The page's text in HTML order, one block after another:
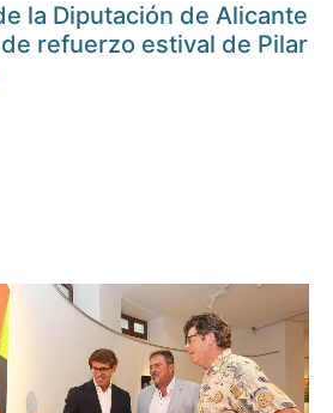
la Diputación de Alicante
refuerzo estival de Pilar